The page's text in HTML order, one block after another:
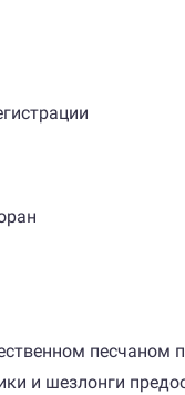
песчаном
и шезлонги